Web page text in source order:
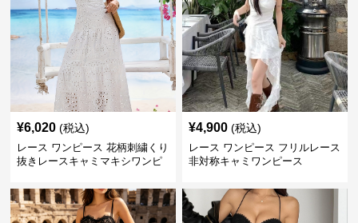
¥6,020 (税込)
レース ワンピース 花柄刺繍くり
抜きレースキャミマキシワンピ
¥4,900 (税込)
レース ワンピース フリルレース
非対称キャミワンピース